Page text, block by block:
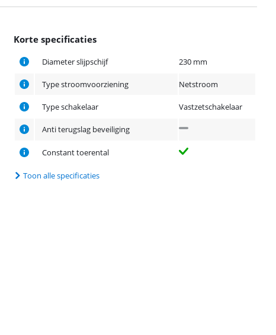
Korte specificaties
Diameter slijpschijf 230 mm
Type stroomvoorziening Netstroom
Type schakelaar Vastzetschakelaar
Anti terugslag beveiliging
Constant toerental
Toon alle specificaties